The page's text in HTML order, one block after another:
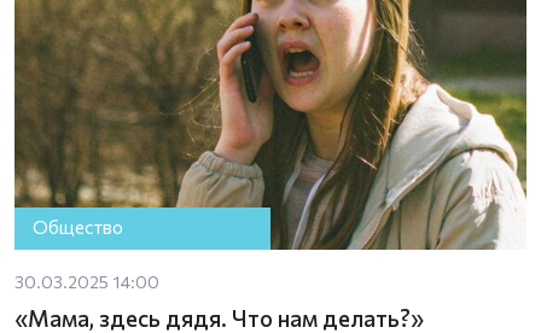
Общество
30.03.2025 14:00
«Мама, здесь дядя. Что нам делать?»